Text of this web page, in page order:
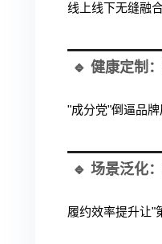
线上线下无缝融
🔹 健康定制
"成分党"倒逼品
🔹 场景泛化
履约效率提升让"